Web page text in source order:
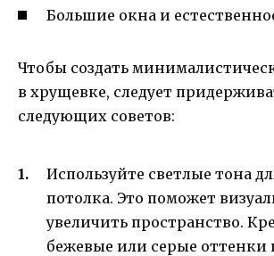
Большие окна и
Чтобы создать
в хрущевке, следует
следующих советов:
Используйте светлые тона
потолка. Это поможет
увеличить пространство.
бежевые или серые оттенки